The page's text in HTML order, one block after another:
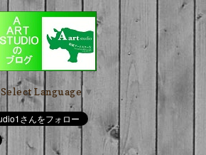
Select Language ▼